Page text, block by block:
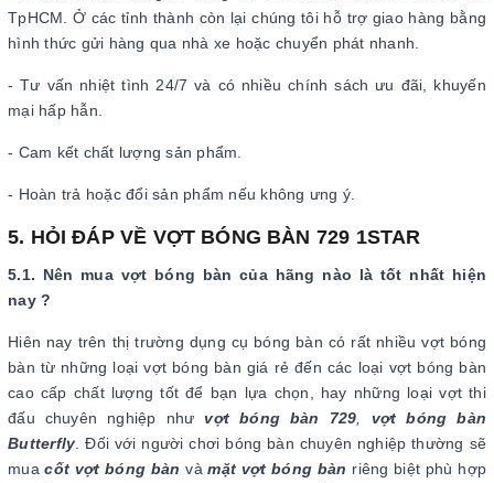
TpHCM. Ở các tỉnh thành còn lại chúng tôi hỗ trợ giao hàng bằng
hình thức gửi hàng qua nhà xe hoặc chuyển phát nhanh.
- Tư vấn nhiệt tình 24/7 và có nhiều chính sách ưu đãi, khuyến
mại hấp hẫn.
- Cam kết chất lượng sản phẩm.
- Hoàn trả hoặc đổi sản phẩm nếu không ưng ý.
5. HỎI ĐÁP VỀ VỢT BÓNG BÀN 729 1STAR
5.1. Nên mua vợt bóng bàn của hãng nào là tốt nhất hiện
nay ?
Hiên nay trên thị trường dụng cụ bóng bàn có rất nhiều vợt bóng
bàn từ những loại vợt bóng bàn giá rẻ đến các loại vợt bóng bàn
cao cấp chất lượng tốt để bạn lựa chọn, hay những loại vợt thi
đấu chuyên nghiệp nhưvợt bóng bàn 729
vợt bóng bàn
Butterfly . Đối với người chơi bóng bàn chuyên nghiệp thường sẽ
muacốt vợt bóng bàn vàmặt vợt bóng bàn riêng biệt phù hợp